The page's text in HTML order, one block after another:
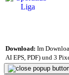
Download: Im
AI EPS, PDF) und 3